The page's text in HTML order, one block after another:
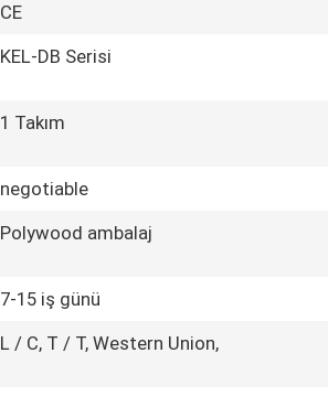
CE
KEL-DB Serisi
1 Takım
negotiable
Polywood ambalaj
7-15 iş günü
L / C, T / T, Western Union,